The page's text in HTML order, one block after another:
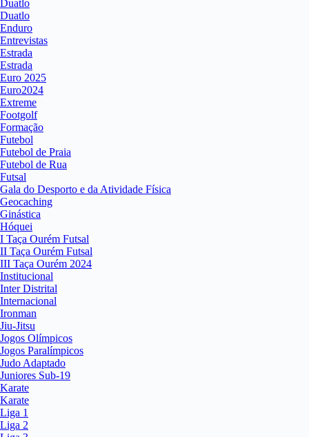
Duatlo
Duatlo
Enduro
Entrevistas
Estrada
Estrada
Euro 2025
Euro2024
Extreme
Footgolf
Formação
Futebol
Futebol de Praia
Futebol de Rua
Futsal
Gala do Desporto e da Atividade Física
Geocaching
Ginástica
Hóquei
I Taça Ourém Futsal
II Taça Ourém Futsal
III Taça Ourém 2024
Institucional
Inter Distrital
Internacional
Ironman
Jiu-Jitsu
Jogos Olímpicos
Jogos Paralímpicos
Judo Adaptado
Juniores Sub-19
Karate
Karate
Liga 1
Liga 2